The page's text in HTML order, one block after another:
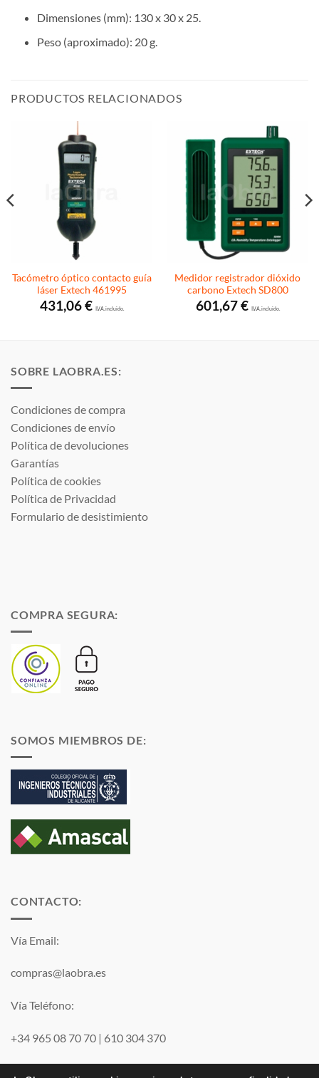
Dimensiones (mm): 130 x 30 x 25.
Peso (aproximado): 20 g.
PRODUCTOS RELACIONADOS
Tacómetro óptico contacto guía
láser Extech 461995
431,06€I.V.A. incluido.
Medidor registrador dióxido
carbono Extech SD800
601,67€I.V.A. incluido.
SOBRE LAOBRA.ES:
Condiciones de compra
Condiciones de envío
Política de devoluciones
Garantías
Política de cookies
Política de Privacidad
Formulario de desistimiento
COMPRA SEGURA:
SOMOS MIEMBROS DE:
CONTACTO:
Vía Email:
compras@laobra.es
Vía Teléfono:
+34 965 08 70 70 | 610 304 370